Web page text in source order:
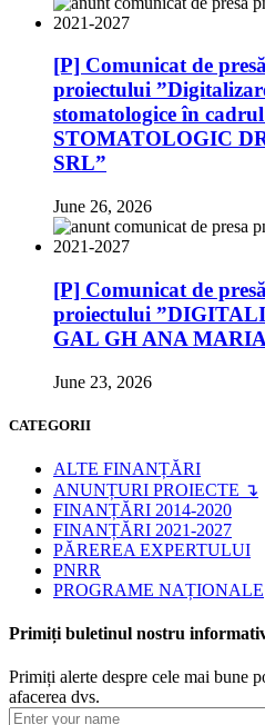
[P] Comunicat de
proiectului
stomatologice în
STOMATOLOGIC
SRL”
June 26, 2026
[P] Comunicat de
proiectului
GAL GH ANA
June 23, 2026
CATEGORII
ALTE FINANȚĂRI
ANUNȚURI PROIECTE ↴
FINANȚĂRI 2014-2020
FINANȚĂRI 2021-2027
PĂREREA EXPERTULUI
PNRR
PROGRAME NAȚIONALE
Primiți buletinul nostru
Primiți alerte despre cele mai bune
afacerea dvs.